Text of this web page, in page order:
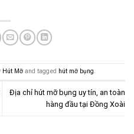
Hút Mỡand tagged hút mỡ bụng.
Địa chỉ hút mỡ bụng uy tín, an toàn
hàng đầu tại Đồng Xoài